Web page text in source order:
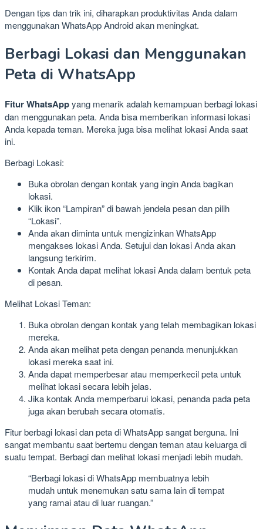
Dengan tips dan trik ini, diharapkan produktivitas Anda dalam
menggunakan WhatsApp Android akan meningkat.
Berbagi Lokasi dan Menggunakan
Peta di WhatsApp
Fitur WhatsAppyang menarik adalah kemampuan berbagi lokasi
dan menggunakan peta. Anda bisa memberikan informasi lokasi
Anda kepada teman. Mereka juga bisa melihat lokasi Anda saat
ini.
Berbagi Lokasi:
Buka obrolan dengan kontak yang ingin Anda bagikan
lokasi.
Klik ikon “Lampiran” di bawah jendela pesan dan pilih
“Lokasi”.
Anda akan diminta untuk mengizinkan WhatsApp
mengakses lokasi Anda. Setujui dan lokasi Anda akan
langsung terkirim.
Kontak Anda dapat melihat lokasi Anda dalam bentuk peta
di pesan.
Melihat Lokasi Teman:
Buka obrolan dengan kontak yang telah membagikan lokasi
mereka.
Anda akan melihat peta dengan penanda menunjukkan
lokasi mereka saat ini.
Anda dapat memperbesar atau memperkecil peta untuk
melihat lokasi secara lebih jelas.
Jika kontak Anda memperbarui lokasi, penanda pada peta
juga akan berubah secara otomatis.
Fitur berbagi lokasi dan peta di WhatsApp sangat berguna. Ini
sangat membantu saat bertemu dengan teman atau keluarga di
suatu tempat. Berbagi dan melihat lokasi menjadi lebih mudah.
“Berbagi lokasi di WhatsApp membuatnya lebih
mudah untuk menemukan satu sama lain di tempat
yang ramai atau di luar ruangan.”